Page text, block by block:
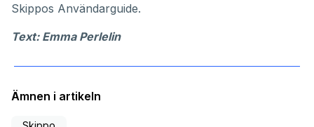
Skippos Användarguide.
Text: Emma Perlelin
Ämnen i artikeln